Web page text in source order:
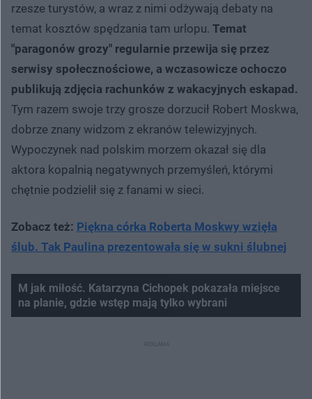
rzesze turystów, a wraz z nimi odżywają debaty na
temat kosztów spędzania tam urlopu. Temat
"paragonów grozy" regularnie przewija się przez
serwisy społecznościowe, a wczasowicze ochoczo
publikują zdjęcia rachunków z wakacyjnych eskapad.
Tym razem swoje trzy grosze dorzucił Robert Moskwa,
dobrze znany widzom z ekranów telewizyjnych.
Wypoczynek nad polskim morzem okazał się dla
aktora kopalnią negatywnych przemyśleń, którymi
chętnie podzielił się z fanami w sieci.
Zobacz też: Piękna córka Roberta Moskwy wzięła
ślub. Tak Paulina prezentowała się w sukni ślubnej
M jak miłość. Katarzyna Cichopek pokazała miejsce
na planie, gdzie wstęp mają tylko wybrani